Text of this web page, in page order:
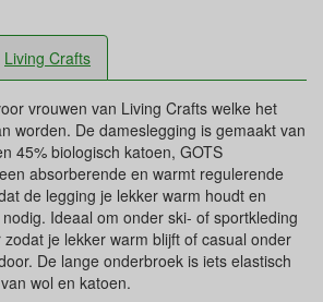
Living Crafts
vrouwen van Living Crafts welke het
worden. De dameslegging is gemaakt van
45% biologisch katoen, GOTS
absorberende en warmt regulerende
de legging je lekker warm houdt en
Ideaal om onder ski- of sportkleding
je lekker warm blijft of casual onder
De lange onderbroek is iets elastisch
wol en katoen.